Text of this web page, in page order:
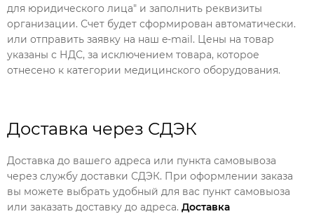
для юридического лица" и заполнить реквизиты
организации. Счет будет сформирован автоматически.
или отправить заявку на наш e-mail. Цены на товар
указаны с НДС, за исключением товара, которое
отнесено к категории медицинского оборудования.
Доставка через СДЭК
Доставка до вашего адреса или пункта самовывоза
через службу доставки СДЭК. При оформлении заказа
вы можете выбрать удобный для вас пункт самовыоза
или заказать доставку до адреса. Доставка